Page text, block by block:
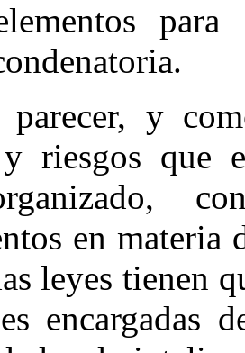
y
y riesgos que
en materia
leyes tienen
encargadas